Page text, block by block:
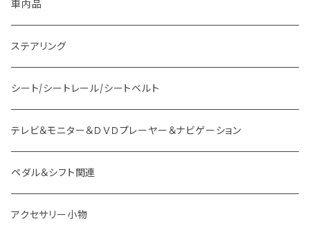
マツダ車用 ボス
ミツビシ車用 ボス
スバル車用 ボス
スズキ車用 ボス
ダイハツ車用 ボス
イスズ車用 ボス
ステー
バー
フック
車内品
ステアリング
シート/シートレール/シートベルト
テレビ＆モニター＆ＤＶＤプレーヤー＆ナビゲーション
ペダル＆シフト関連
アクセサリー小物